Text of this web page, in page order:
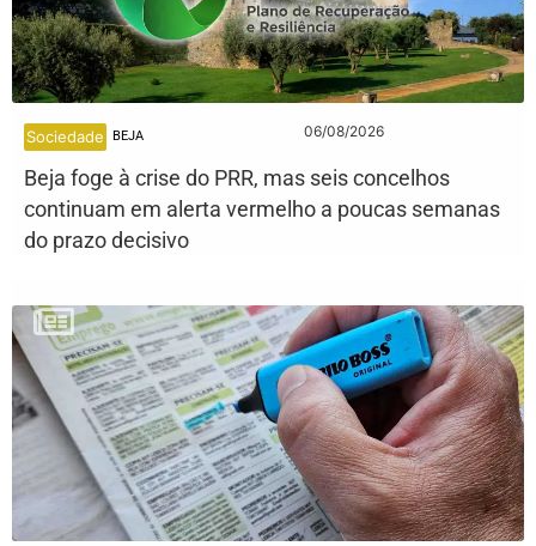
Sociedade BEJA 06/08/2026
Beja foge à crise do PRR, mas seis concelhos
continuam em alerta vermelho a poucas semanas
do prazo decisivo